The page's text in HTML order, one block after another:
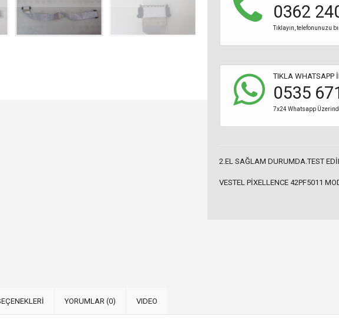
0362
Tıklayın, telefonunuzu
TIKLA WHATSAPP
0535
7x24 Whatsapp
2.EL SAĞLAM DURUMDA.TEST
VESTEL PİXELLENCE 42PF5011
YORUMLAR (0) VIDEO